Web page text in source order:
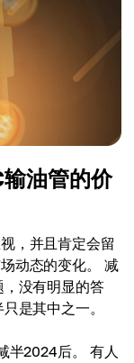
油管的价
，并且肯定会留
动态的变化。 减
没有明显的答
是其中之一。
半2024后。 有人